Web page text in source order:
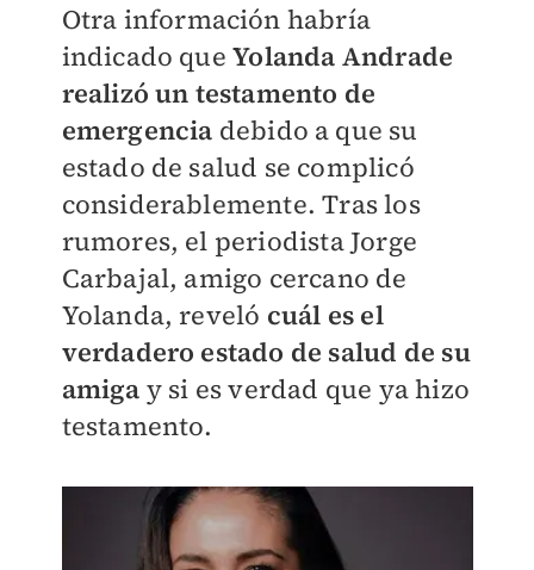
Otra información habría
indicado queYolanda Andrade
realizó un testamento de
emergencia debido a que su
estado de salud se complicó
considerablemente. Tras los
rumores, el periodista Jorge
Carbajal, amigo cercano de
Yolanda, reveló cuál es el
verdadero estado de salud de su
amiga y si es verdad que ya hizo
testamento.